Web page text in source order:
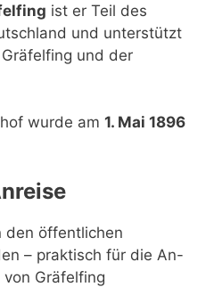
ist er Teil des
und unterstützt
und der
wurde am 1. Mai 1896
den öffentlichen
– praktisch für die An-
Gräfelfing